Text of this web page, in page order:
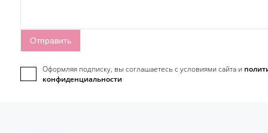
Оформляя подписку, вы соглашаетесь c условиями сайта и
конфиденциальности